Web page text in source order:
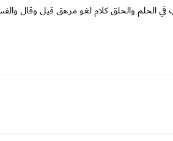
في الحلم والحلق كلام لغو مرهق قيل وقال